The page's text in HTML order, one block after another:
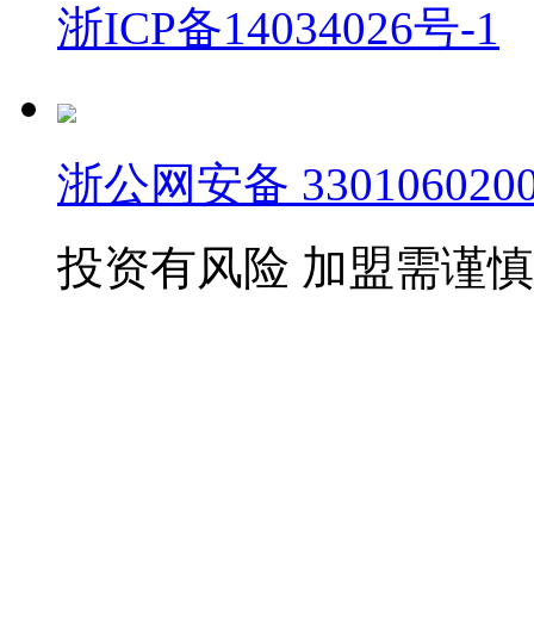
浙ICP备14034026号-1
浙公网安备
投资有风险 加盟需谨慎